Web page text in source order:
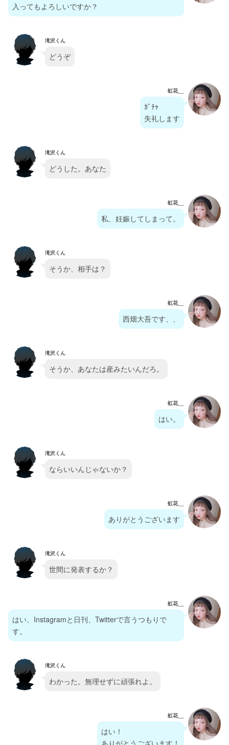
入ってもよろしいですか？
滝沢くん
どうぞ
虹花__
ｶﾞﾁｬ
失礼します
滝沢くん
どうした。あなた
虹花__
私、妊娠してしまって。
滝沢くん
そうか、相手は？
虹花__
西畑大吾です、、
滝沢くん
そうか、あなたは産みたいんだろ。
虹花__
はい。
滝沢くん
ならいいんじゃないか？
虹花__
ありがとうございます
滝沢くん
世間に発表するか？
虹花__
はい、Instagramと日刊、Twitterで言うつもりで
す。
滝沢くん
わかった。無理せずに頑張れよ。
虹花__
はい！
ありがとうございます！